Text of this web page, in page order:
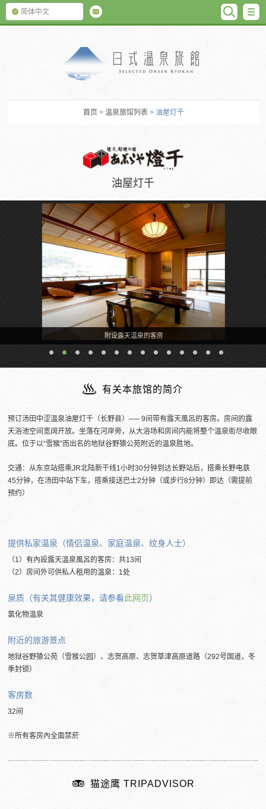
简体中文
首页 > 温泉旅馆列表 > 油屋灯千
油屋灯千
附设露天温泉的客房
有关本旅馆的简介
预订汤田中涩温泉油屋灯千（长野县）── 9间带有露天風呂的客房。房间的露
天浴池空间宽阔开放。坐落在河岸旁，从大浴场和房间内能将整个温泉街尽收眼
底。位于以“雪猴”而出名的地狱谷野猿公苑附近的温泉胜地。
交通：从东京站搭乘JR北陆新干线1小时30分钟到达长野站后，搭乘长野电鉄
45分钟，在汤田中站下车，搭乘接送巴士2分钟（或步行8分钟）即达（需提前
预约）
提供私家温泉（情侣温泉、家庭温泉、纹身人士）
（1）有內設露天溫泉風呂的客房：共13间
（2）房间外可供私人租用的温泉：1处
泉质（有关其健康效果，请参看此网页）
氯化物温泉
附近的旅游景点
地狱谷野猿公苑（雪猴公园）、志贺高原、志贺草津高原道路（292号国道，冬
季封锁）
客房数
32间
※所有客房內全面禁菸
猫途鹰 TRIPADVISOR